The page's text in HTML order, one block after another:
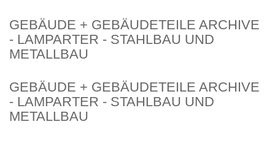
GEBÄUDE + GEBÄUDETEILE ARCHIVE
- LAMPARTER - STAHLBAU UND
METALLBAU
GEBÄUDE + GEBÄUDETEILE ARCHIVE
- LAMPARTER - STAHLBAU UND
METALLBAU